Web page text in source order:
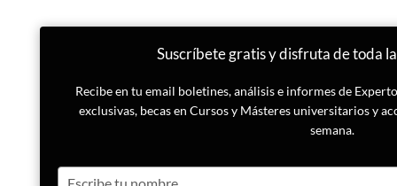
Suscríbete gratis y disfruta de toda
Recibe en tu email boletines, análisis e informes de
exclusivas, becas en Cursos y Másteres universitarios y
semana.